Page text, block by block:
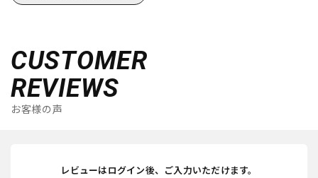
CUSTOMER
REVIEWS
お客様の声
レビューはログイン後、ご入力いただけます。